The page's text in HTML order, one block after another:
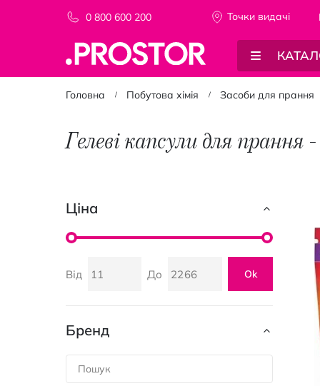
0 800 600 200 Точки видачi
Головна Побутова хімія Засоби для прання
Гелеві капсули для прання
Ціна
Від До Ok
Бренд